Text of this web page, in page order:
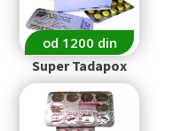
od 1200 din
Super Tadapox